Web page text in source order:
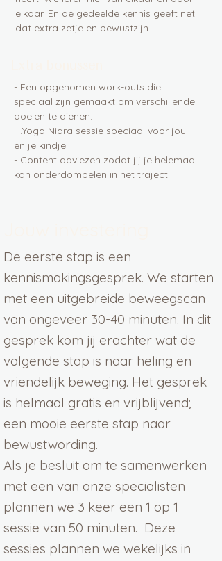
elkaar. En de gedeelde kennis geeft net
dat extra zetje en bewustzijn.
- Een opgenomen work-outs die
speciaal zijn gemaakt om verschillende
doelen te dienen.
- .Yoga Nidra sessie speciaal voor jou
en je kindje
- Content adviezen zodat jij je helemaal
kan onderdompelen in het traject.
De eerste stap is een
kennismakingsgesprek. We starten
met een uitgebreide beweegscan
van ongeveer 30-40 minuten. In dit
gesprek kom jij erachter wat de
volgende stap is naar heling en
vriendelijk beweging. Het gesprek
is helmaal gratis en vrijblijvend;
een mooie eerste stap naar
bewustwording.
Als je besluit om te samenwerken
met een van onze specialisten
plannen we 3 keer een 1 op 1
sessie van 50 minuten. Deze
sessies plannen we wekelijks in